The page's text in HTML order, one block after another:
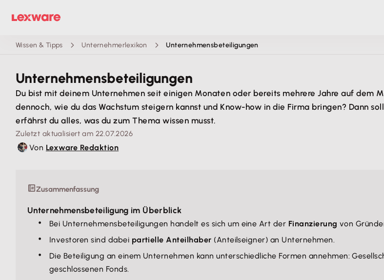
Wissen & Tipps Unternehmerlexikon Unternehmensbeteiligungen
Unternehmens­beteiligungen
Du bist mit deinem Unternehmen seit einigen Monaten oder bereits mehrere Jahre auf dem
dennoch, wie du das Wachstum steigern kannst und Know-how in die Firma bringen? Dann
erfährst du alles, was du zum Thema wissen musst.
Zuletzt aktualisiert am 22.07.2026
Von Lexware Redaktion
Zusammenfassung
Unternehmensbeteiligung im Überblick
Bei Unternehmensbeteiligungen handelt es sich um eine Art der Finanzierung von
Investoren sind dabei partielle Anteilhaber (Anteilseigner) an Unternehmen.
Die Beteiligung an einem Unternehmen kann unterschiedliche Formen annehmen:
geschlossenen Fonds.